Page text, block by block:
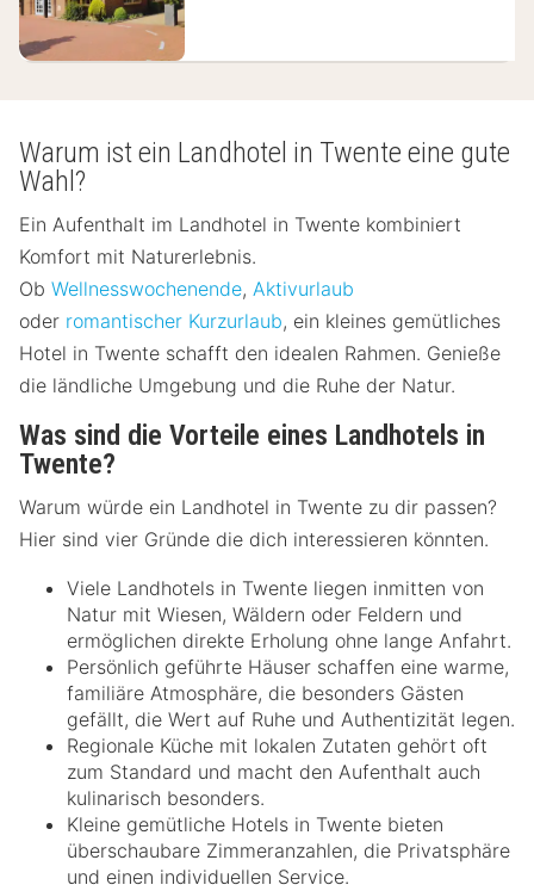
Warum ist ein Landhotel in Twente eine gute
Wahl?
Ein Aufenthalt im Landhotel in Twente kombiniert
Komfort mit Naturerlebnis.
Ob Wellnesswochenende, Aktivurlaub
oder romantischer Kurzurlaub, ein kleines gemütliches
Hotel in Twente schafft den idealen Rahmen. Genieße
die ländliche Umgebung und die Ruhe der Natur.
Was sind die Vorteile eines Landhotels in
Twente?
Warum würde ein Landhotel in Twente zu dir passen?
Hier sind vier Gründe die dich interessieren könnten.
Viele Landhotels in Twente liegen inmitten von
Natur mit Wiesen, Wäldern oder Feldern und
ermöglichen direkte Erholung ohne lange Anfahrt.
Persönlich geführte Häuser schaffen eine warme,
familiäre Atmosphäre, die besonders Gästen
gefällt, die Wert auf Ruhe und Authentizität legen.
Regionale Küche mit lokalen Zutaten gehört oft
zum Standard und macht den Aufenthalt auch
kulinarisch besonders.
Kleine gemütliche Hotels in Twente bieten
überschaubare Zimmeranzahlen, die Privatsphäre
und einen individuellen Service.